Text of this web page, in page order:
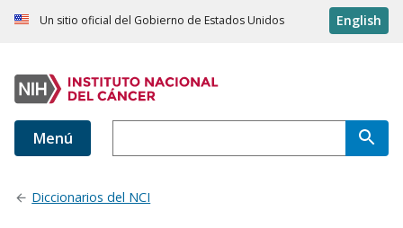
Un sitio oficial del Gobierno de Estados Unidos English
Menú
Diccionarios del NCI